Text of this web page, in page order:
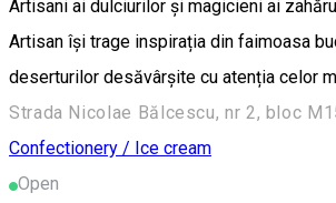
Artisani ai dulciurilor și magicieni ai
Artisan își trage inspirația din faimoasa
deserturilor desăvârșite cu atenția celor
Confectionery / Ice cream
Open